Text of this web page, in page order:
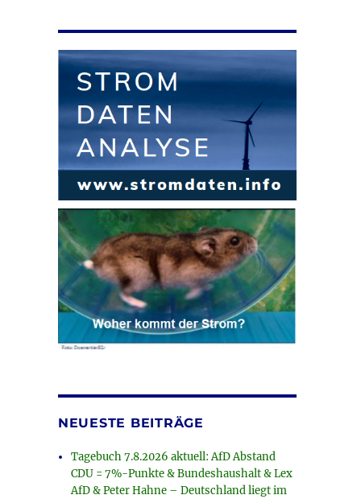
NEUESTE BEITRÄGE
Tagebuch 7.8.2026 aktuell: AfD Abstand
CDU = 7%-Punkte & Bundeshaushalt & Lex
AfD & Peter Hahne – Deutschland liegt im